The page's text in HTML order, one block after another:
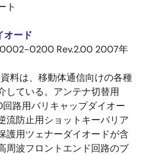
ト
オード
0200 Rev.2.00 2007年
料は、移動体通信向けの各種
している。アンテナ切替用
路用バリキャップダイオー
流防止用ショットキーバリア
護用ツェナーダイオードが含
周波フロントエンド回路のブ